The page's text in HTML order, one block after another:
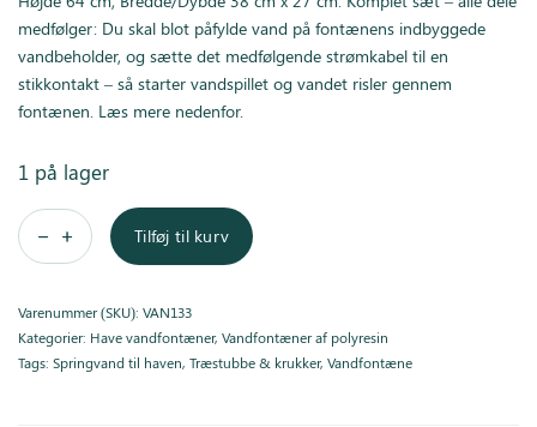
medfølger: Du skal blot påfylde vand på fontænens indbyggede
vandbeholder, og sætte det medfølgende strømkabel til en
stikkontakt – så starter vandspillet og vandet risler gennem
fontænen. Læs mere nedenfor.
1 på lager
Tilføj til kurv
Varenummer (SKU): VAN133
Kategorier: Have vandfontæner, Vandfontæner af polyresin
Tags: Springvand til haven, Træstubbe & krukker, Vandfontæne